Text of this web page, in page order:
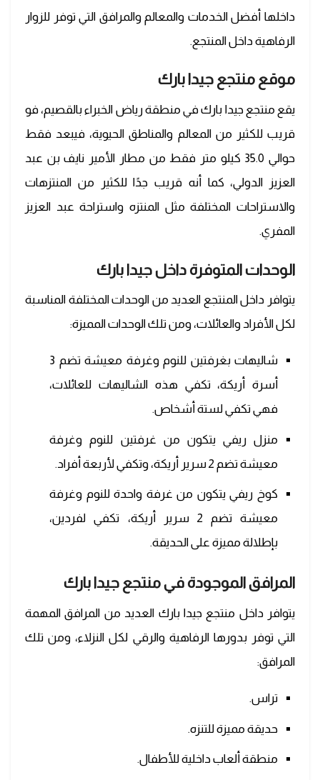
داخلها أفضل الخدمات والمعالم والمرافق التي توفر للزوار
الرفاهية داخل المنتجع.
موقع منتجع جيدا بارك
يقع منتجع جيدا بارك في منطقة رياض الخبراء بالقصيم، فو
قريب للكثير من المعالم والمناطق الحيوية، فيبعد فقط
حوالي 35.0 كيلو متر فقط من مطار الأمير نايف بن عبد
العزيز الدولي، كما أنه قريب جدًا للكثير من المنتزهات
والاستراحات المختلفة مثل المنتزه واستراحة عبد العزيز
المفري.
الوحدات المتوفرة داخل جيدا بارك
يتوافر داخل المنتجع العديد من الوحدات المختلفة المناسبة
لكل الأفراد والعائلات، ومن تلك الوحدات المميزة:
شاليهات بغرفتين للنوم وغرفة معيشة تضم 3
أسرة أريكة، تكفي هذه الشاليهات للعائلات،
فهي تكفي لستة أشخاص.
منزل ريفي يتكون من غرفتين للنوم وغرفة
معيشة تضم 2 سرير أريكة، وتكفي لأربعة أفراد.
كوخ ريفي يتكون من غرفة واحدة للنوم وغرفة
معيشة تضم 2 سرير أريكة، تكفي لفردين،
بإطلالة مميزة على الحديقة.
المرافق الموجودة في منتجع جيدا بارك
يتوافر داخل منتجع جيدا بارك العديد من المرافق المهمة
التي توفر بدورها الرفاهية والرقي لكل النزلاء، ومن تلك
المرافق:
تراس.
حديقة مميزة للتنزه.
منطقة ألعاب داخلية للأطفال.